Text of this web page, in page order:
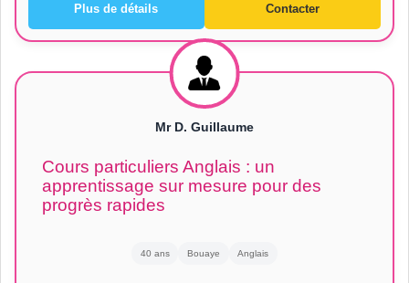
Plus de détails Contacter
Mr D. Guillaume
Cours particuliers Anglais : un
apprentissage sur mesure pour des
progrès rapides
40 ans Bouaye Anglais